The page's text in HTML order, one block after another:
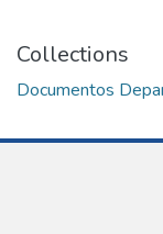
Collections
Documentos